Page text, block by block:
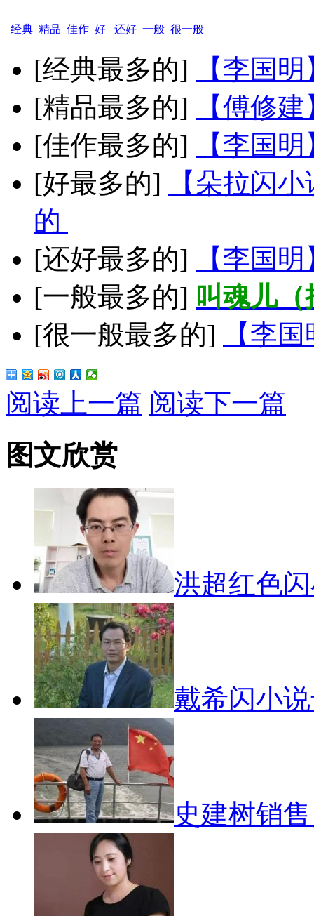
经典 精品 佳作 好 还好 一般 很一般
[经典最多的]
【李国
[精品最多的]
【傅修
[佳作最多的]
【李国
[好最多的]
【朵拉闪
的
[还好最多的]
【李国
[一般最多的] 叫魂儿
[很一般最多的]
【李
阅读上一篇 阅读下一篇
图文欣赏
洪超红色
戴希闪小
史建树销